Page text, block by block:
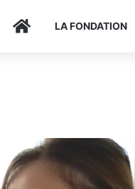
AccueilLA FONDATION